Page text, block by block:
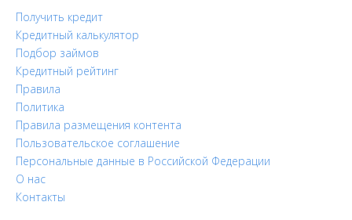
Получить кредит
Кредитный калькулятор
Подбор займов
Кредитный рейтинг
Правила
Политика
Правила размещения контента
Пользовательское соглашение
Персональные данные в Российской Федерации
О нас
Контакты